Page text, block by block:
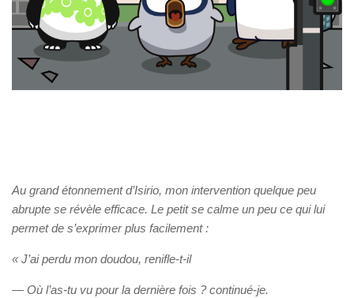
Au grand étonnement d’Isirio, mon intervention quelque peu
abrupte se révèle efficace. Le petit se calme un peu ce qui lui
permet de s’exprimer plus facilement :
« J’ai perdu mon doudou, renifle-t-il
— Où l’as-tu vu pour la dernière fois ? continué-je.